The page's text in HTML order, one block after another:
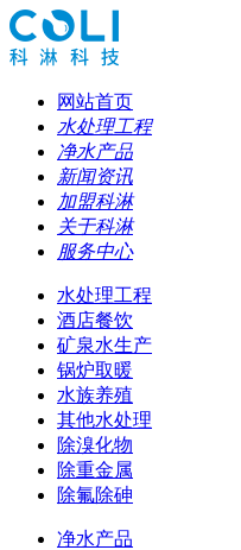
网站首页
水处理工程
净水产品
新闻资讯
加盟科淋
关于科淋
服务中心
水处理工程
酒店餐饮
矿泉水生产
锅炉取暖
水族养殖
其他水处理
除溴化物
除重金属
除氟除砷
净水产品